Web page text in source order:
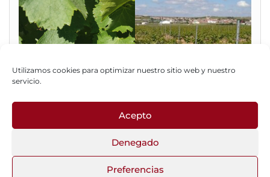
Utilizamos cookies para optimizar nuestro sitio web y nuestro
servicio.
Acepto
Denegado
Preferencias
Fotos del Blog